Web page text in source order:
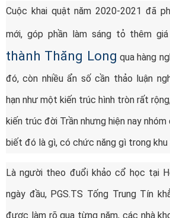
Cuộc khai quật năm 2020-2021 đã
mới, góp phần làm sáng tỏ thêm
thành Thăng Long qua hàng
đó, còn nhiều ẩn số cần thảo luận
hạn như một kiến trúc hình tròn rất
kiến trúc đời Trần nhưng hiện nay
biết đó là gì, có chức năng gì trong khu
Là người theo đuổi khảo cổ học tại
ngày đầu, PGS.TS Tống Trung Tín
được làm rõ qua từng năm, các nhà